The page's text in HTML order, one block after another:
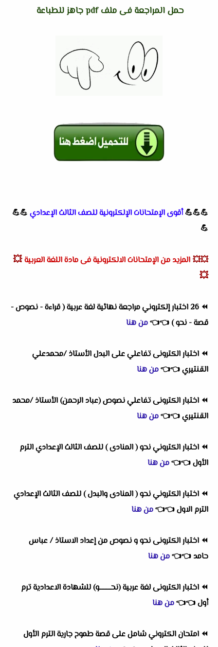
حمل المراجعة فى ملف pdf جاهز للطباعة
💪💪💪أقوى الإمتحانات الإلكترونية للصف الثالث الإعدادي 💪💪
💪
💥💥 المزيد من الإمتحانات الالكترونية فى مادة اللغة العربية 💥
💥
⏪
26 اختبار إلكتروني مراجعة نهائية لغة عربية ( قراءة - نصوص -
قصة - نحو ) 👈
👈من هنا
⏪ اختبار الكترونى تفاعلي على البدل الأستاذ /محمدعلي
القنتيري👈
👈من هنا
⏪ اختبار الكترونى تفاعلي نصوص (عباد الرحمن) الأستاذ /محمد
القنتيري👈
👈من هنا
⏪ اختبار الكتروني نحو ( المنادى ) للصف الثالث الإعدادي الترم
الأول👈
👈من هنا
⏪ اختبار الكتروني نحو ( المنادى والبدل ) للصف الثالث الإعدادي
الترم الاول👈
👈من هنا
⏪ اختبار الكترونى نحو و نصوص من إعداد الاستاذ / عباس
حامد 👈
👈من هنا
⏪ اختبار الكترونى لغة عربية (نحــــــــو) للشهادة الاعدادية ترم
أول👈
👈من هنا
⏪ امتحان الكتروني شامل على قصة طموح جارية الترم الأول